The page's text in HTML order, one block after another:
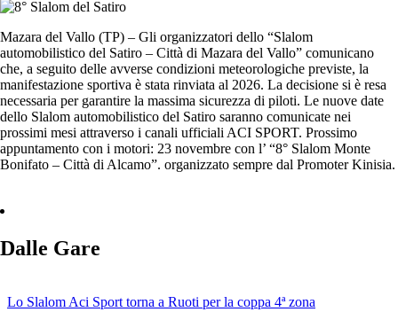
Mazara del Vallo (TP) – Gli organizzatori dello “Slalom
automobilistico del Satiro – Città di Mazara del Vallo” comunicano
che, a seguito delle avverse condizioni meteorologiche previste, la
manifestazione sportiva è stata rinviata al 2026. La decisione si è resa
necessaria per garantire la massima sicurezza di piloti. Le nuove date
dello Slalom automobilistico del Satiro saranno comunicate nei
prossimi mesi attraverso i canali ufficiali ACI SPORT. Prossimo
appuntamento con i motori: 23 novembre con l’ “8° Slalom Monte
Bonifato – Città di Alcamo”. organizzato sempre dal Promoter Kinisia.
Dalle Gare
Lo Slalom Aci Sport torna a Ruoti per la coppa 4ª zona